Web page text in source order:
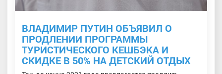
ВЛАДИМИР ПУТИН ОБЪЯВИЛ О
ПРОДЛЕНИИ ПРОГРАММЫ
ТУРИСТИЧЕСКОГО КЕШБЭКА И
СКИДКЕ В 50% НА ДЕТСКИЙ ОТДЫХ